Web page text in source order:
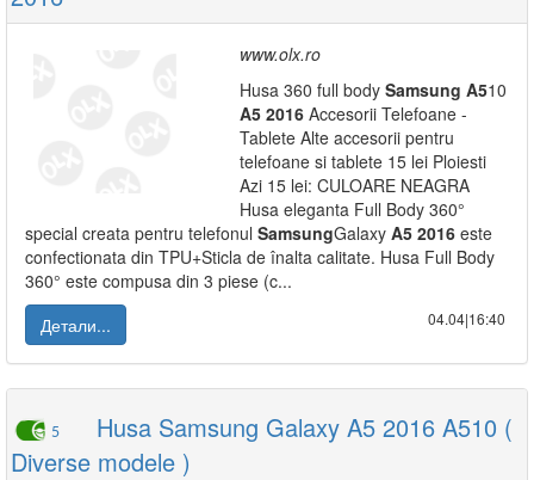
www.olx.ro
Husa 360 full body Samsung A510
A5 2016 Accesorii Telefoane -
Tablete Alte accesorii pentru
telefoane si tablete 15 lei Ploiesti
Azi 15 lei: CULOARE NEAGRA
Husa eleganta Full Body 360°
special creata pentru telefonul SamsungGalaxy A5 2016 este
confectionata din TPU+Sticla de înalta calitate. Husa Full Body
360° este compusa din 3 piese (c...
Детали...
04.04|16:40
5
Husa Samsung Galaxy A5 2016 A510 (
Diverse modele )